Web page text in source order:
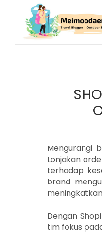
Mengurangi
Lonjakan
terhadap
brand
Dengan
tim fokus